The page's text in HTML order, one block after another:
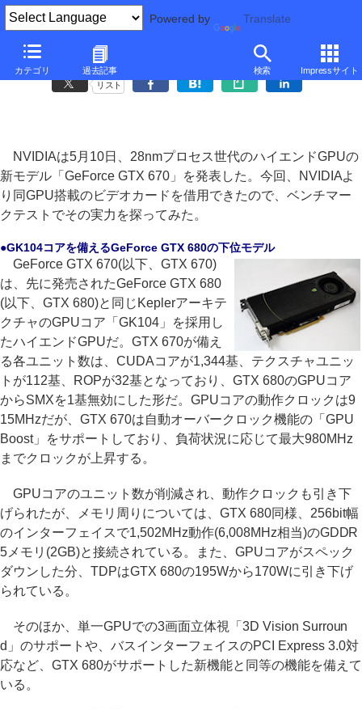
Powered by Translate
カテゴリ 過去記事 検索 Impressサイト
GeForce GTX 670ベンチマークレビュー
リスト
NVIDIAは5月10日、28nmプロセス世代のハイエンドGPUの
新モデル「GeForce GTX 670」を発表した。今回、NVIDIAよ
り同GPU搭載のビデオカードを借用できたので、ベンチマー
クテストでその実力を探ってみた。
●GK104コアを備えるGeForce GTX 680の下位モデル
GeForce GTX 670(以下、GTX 670)
は、先に発売されたGeForce GTX 680
(以下、GTX 680)と同じKeplerアーキテ
クチャのGPUコア「GK104」を採用し
たハイエンドGPUだ。GTX 670が備え
る各ユニット数は、CUDAコアが1,344基、テクスチャユニッ
トが112基、ROPが32基となっており、GTX 680のGPUコア
からSMXを1基無効にした形だ。GPUコアの動作クロックは9
15MHzだが、GTX 670は自動オーバークロック機能の「GPU
Boost」をサポートしており、負荷状況に応じて最大980MHz
までクロックが上昇する。
GPUコアのユニット数が削減され、動作クロックも引き下
げられたが、メモリ周りについては、GTX 680同様、256bit幅
のインターフェイスで1,502MHz動作(6,008MHz相当)のGDDR
5メモリ(2GB)と接続されている。また、GPUコアがスペック
ダウンした分、TDPはGTX 680の195Wから170Wに引き下げ
られている。
そのほか、単一GPUでの3画面立体視「3D Vision Surroun
d」のサポートや、バスインターフェイスのPCI Express 3.0対
応など、GTX 680がサポートした新機能と同等の機能を備えて
いる。